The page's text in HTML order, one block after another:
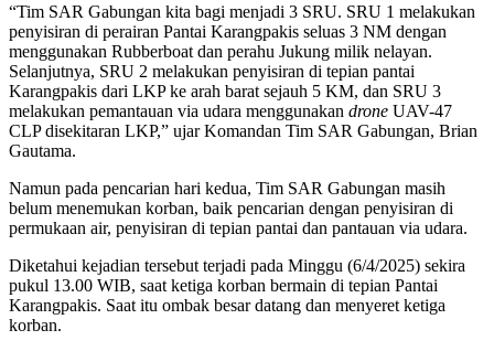
“Tim SAR Gabungan kita bagi menjadi 3 SRU. SRU 1 melakukan
penyisiran di perairan Pantai Karangpakis seluas 3 NM dengan
menggunakan Rubberboat dan perahu Jukung milik nelayan.
Selanjutnya, SRU 2 melakukan penyisiran di tepian pantai
Karangpakis dari LKP ke arah barat sejauh 5 KM, dan SRU 3
melakukan pemantauan via udara menggunakan drone UAV-47
CLP disekitaran LKP,” ujar Komandan Tim SAR Gabungan, Brian
Gautama.
Namun pada pencarian hari kedua, Tim SAR Gabungan masih
belum menemukan korban, baik pencarian dengan penyisiran di
permukaan air, penyisiran di tepian pantai dan pantauan via udara.
Diketahui kejadian tersebut terjadi pada Minggu (6/4/2025) sekira
pukul 13.00 WIB, saat ketiga korban bermain di tepian Pantai
Karangpakis. Saat itu ombak besar datang dan menyeret ketiga
korban.